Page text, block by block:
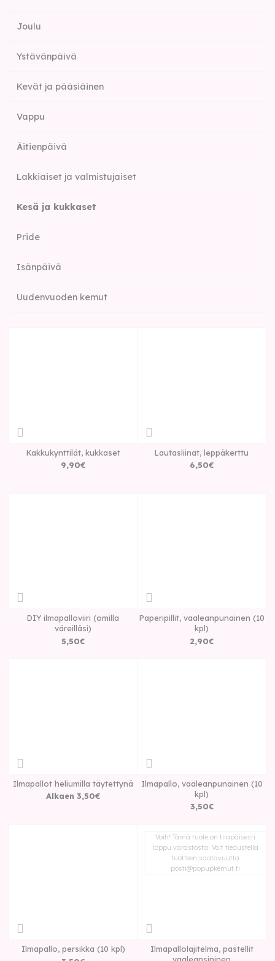
Joulu
Ystävänpäivä
Kevät ja pääsiäinen
Vappu
Äitienpäivä
Lakkiaiset ja valmistujaiset
Kesä ja kukkaset
Pride
Isänpäivä
Uudenvuoden kemut
Kakkukynttilät, kukkaset
9,90€
Lautasliinat, leppäkerttu
6,50€
DIY ilmapalloviiri (omilla
väreilläsi)
5,50€
Paperipillit, vaaleanpunainen (10
kpl)
2,90€
Ilmapallot heliumilla täytettynä
Alkaen 3,50€
Ilmapallo, vaaleanpunainen (10
kpl)
3,50€
Ilmapallo, persikka (10 kpl)
Ilmapallolajitelma, pastellit
Voih! Tämä tuote on tilapäisesti
loppu varastosta. Voit tiedustella
tuotteen saatavuutta
posti@popupkemut.fi